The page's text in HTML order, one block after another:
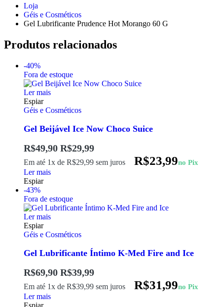
Loja
Géis e Cosméticos
Gel Lubrificante Prudence Hot Morango 60 G
Produtos relacionados
-40%
Fora de estoque
Ler mais
Espiar
Géis e Cosméticos
Gel Beijável Ice Now Choco Suice
R$49,90 R$29,99
Em até 1x de R$29,99 sem juros R$23,99no Pix
Ler mais
Espiar
-43%
Fora de estoque
Ler mais
Espiar
Géis e Cosméticos
Gel Lubrificante Íntimo K-Med Fire and Ice
R$69,90 R$39,99
Em até 1x de R$39,99 sem juros R$31,99no Pix
Ler mais
Espiar